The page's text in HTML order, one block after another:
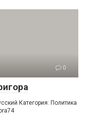
0
Категория: Политика